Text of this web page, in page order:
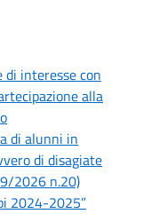
interesse con
alla
di alunni in
di disagiate
2026 n.20)
2024-2025”